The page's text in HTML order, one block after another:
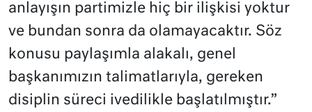
anlayışın partimizle hiç bir ilişkisi yoktur
ve bundan sonra da olamayacaktır. Söz
konusu paylaşımla alakalı, genel
başkanımızın talimatlarıyla, gereken
disiplin süreci ivedilikle başlatılmıştır.”